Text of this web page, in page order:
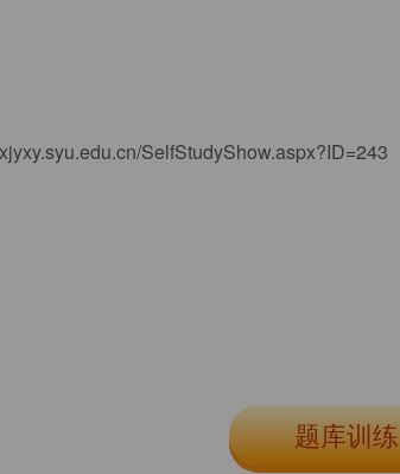
SelfStudyShow.aspx?ID=243
题库训练